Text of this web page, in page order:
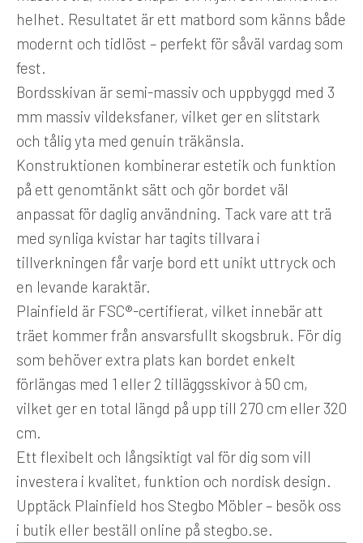
helhet. Resultatet är ett matbord som känns både
modernt och tidlöst – perfekt för såväl vardag som
fest.
Bordsskivan är semi-massiv och uppbyggd med 3
mm massiv vildeksfaner, vilket ger en slitstark
och tålig yta med genuin träkänsla.
Konstruktionen kombinerar estetik och funktion
på ett genomtänkt sätt och gör bordet väl
anpassat för daglig användning. Tack vare att trä
med synliga kvistar har tagits tillvara i
tillverkningen får varje bord ett unikt uttryck och
en levande karaktär.
Plainfield är FSC®-certifierat, vilket innebär att
träet kommer från ansvarsfullt skogsbruk. För dig
som behöver extra plats kan bordet enkelt
förlängas med 1 eller 2 tilläggsskivor à 50 cm,
vilket ger en total längd på upp till 270 cm eller 320
cm.
Ett flexibelt och långsiktigt val för dig som vill
investera i kvalitet, funktion och nordisk design.
Upptäck Plainfield hos Stegbo Möbler – besök oss
i butik eller beställ online på stegbo.se.